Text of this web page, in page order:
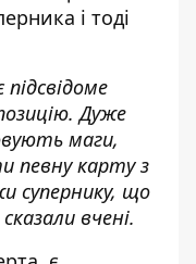
і тоді
Дуже
маги,
певну карту з
супернику, що
вчені.